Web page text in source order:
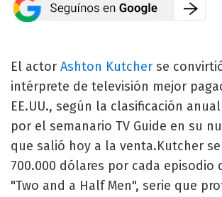
El actor Ashton Kutcher se
intérprete de televisión mejor
EE.UU., según la clasificación
por el semanario TV Guide en su
que salió hoy a la venta.Kutcher
700.000 dólares por cada episodio
"Two and a Half Men", serie que